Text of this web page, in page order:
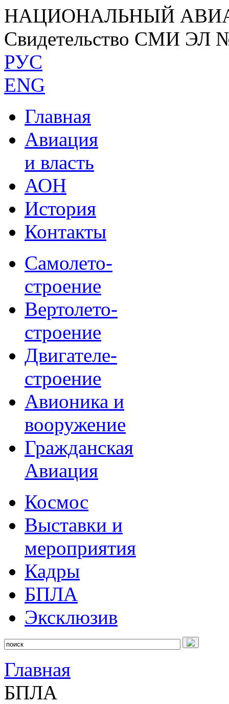
НАЦИОНАЛЬНЫЙ
Свидетельство СМИ ЭЛ
РУС
ENG
Главная
Авиация
и власть
АОН
История
Контакты
Самолето-
строение
Вертолето-
строение
Двигателе-
строение
Авионика и
вооружение
Гражданская
Авиация
Космос
Выставки и
мероприятия
Кадры
БПЛА
Эксклюзив
Главная
БПЛА